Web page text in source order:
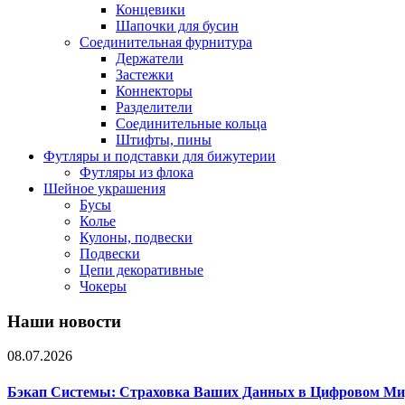
Концевики
Шапочки для бусин
Соединительная фурнитура
Держатели
Застежки
Коннекторы
Разделители
Соединительные кольца
Штифты, пины
Футляры и подставки для бижутерии
Футляры из флока
Шейное украшения
Бусы
Колье
Кулоны, подвески
Подвески
Цепи декоративные
Чокеры
Наши новости
08.07.2026
Бэкап Системы: Страховка Ваших Данных в Цифровом